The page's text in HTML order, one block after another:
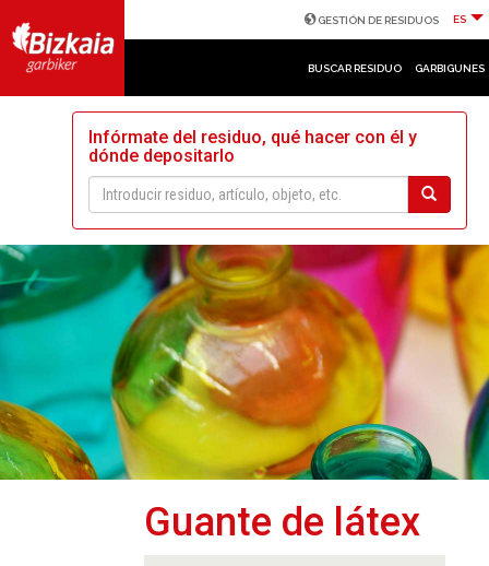
GESTIÓN DE RESIDUOS ES
BUSCAR RESIDUO GARBIGUNES
Infórmate del residuo, qué hacer con él y
dónde depositarlo
Guante de látex